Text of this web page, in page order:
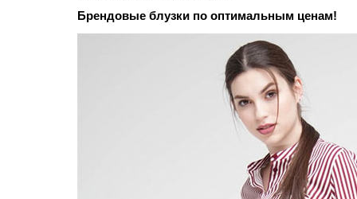
Брендовые блузки по оптимальным ценам!